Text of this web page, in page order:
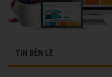
TIN BÊN LỀ